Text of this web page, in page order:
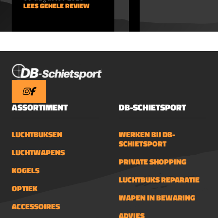
verwijdert moeiteloos insectenresten in
kunststof. Geschikt voor oldtimers en
piepende scharnieren, klemmende
sloten en doffe houtoppervlakken
eenvoudig op. Ballistol verzorgt
naaimachines, scheerapparaten,
fietsen en skibindingen. Ook ideaal voor
het laten glanzen van staal en
bescherm tuingereedschap, motorisch
gereedschap en metalen onderdelen
tegen roest. Ook inzetbaar tegen
bladluis: een beetje Ballistol in water
verstikt de luizen, zonder schade aan
plant of milieu.LederverzorgingMaakt
stug en droog leder weer soepel.
LEES GEHELE REVIEW
ASSORTIMENT
LUCHTBUKSEN
LUCHTWAPENS
KOGELS
OPTIEK
ACCESSOIRES
DB-SCHIETSPORT
WERKEN BIJ DB-
SCHIETSPORT
PRIVATE SHOPPING
LUCHTBUKS REPARATIE
WAPEN IN BEWARING